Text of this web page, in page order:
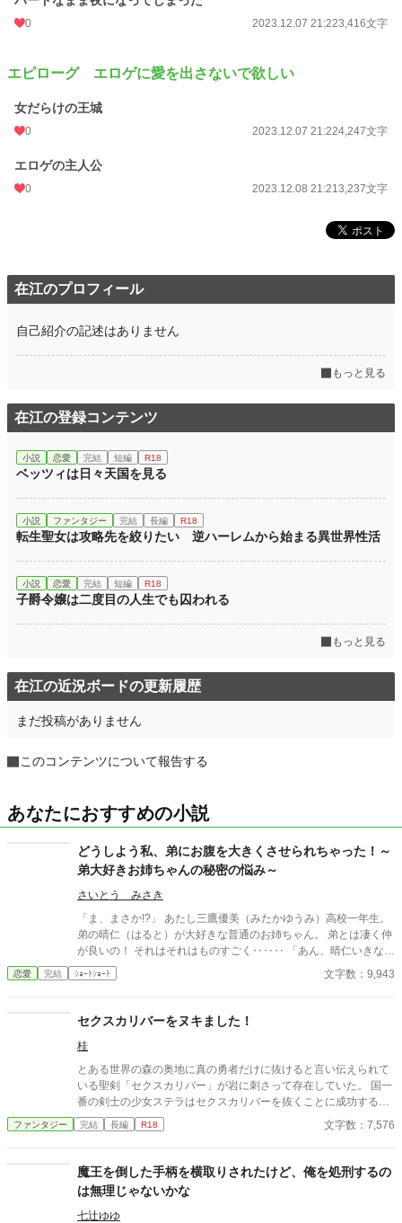
0 2023.12.07 21:223,416文字
エピローグ エロゲに愛を出さないで欲しい
女だらけの王城
0 2023.12.07 21:224,247文字
エロゲの主人公
0 2023.12.08 21:213,237文字
在江のプロフィール
自己紹介の記述はありません
もっと見る
在江の登録コンテンツ
小説 恋愛 完結 短編 R18
ベッツィは日々天国を見る
小説 ファンタジー 完結 長編 R18
転生聖女は攻略先を絞りたい 逆ハーレムから始まる異世界性活
小説 恋愛 完結 短編 R18
子爵令嬢は二度目の人生でも囚われる
もっと見る
在江の近況ボードの更新履歴
まだ投稿がありません
このコンテンツについて報告する
あなたにおすすめの小説
どうしよう私、弟にお腹を大きくさせられちゃった！～
弟大好きお姉ちゃんの秘密の悩み～
さいとう みさき
「ま、まさか!?」 あたし三鷹優美（みたかゆうみ）高校一年生。
弟の晴仁（はると）が大好きな普通のお姉ちゃん。 弟とは凄く仲
が良いの！ それはそれはものすごく‥‥‥ 「あん、晴仁いきなり
そんなのお口に入らないよぉ～♡」 そんな関係のあたしたち。 で
もある日トイレであたしはアレが来そうなのになかなか来ないの
お腹が出て来てる!?」 お姉ちゃんの秘密の悩みです。
恋愛 完結 ｼｮｰﾄｼｮｰﾄ 文字数：9,943
セクスカリバーをヌキました！
桂
とある世界の森の奥地に真の勇者だけに抜けると言い伝えられて
いる聖剣「セクスカリバー」が岩に刺さって存在していた。 国一
番の剣士の少女ステラはセクスカリバーを抜くことに成功する
が、セクスカリバーはステラの膣を鞘代わりにして収まってしま
う。 ステラはセクスカリバーを抜けないまま武闘会に出場し
ファンタジー 完結 長編 R18 文字数：7,576
魔王を倒した手柄を横取りされたけど、俺を処刑するの
は無理じゃないかな
七辻ゆゆ